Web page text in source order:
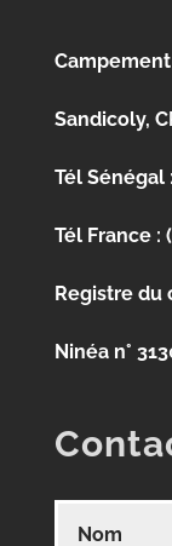
Sandicoly,
Tél Sénégal
Tél France :
Registre du
Ninéa n°